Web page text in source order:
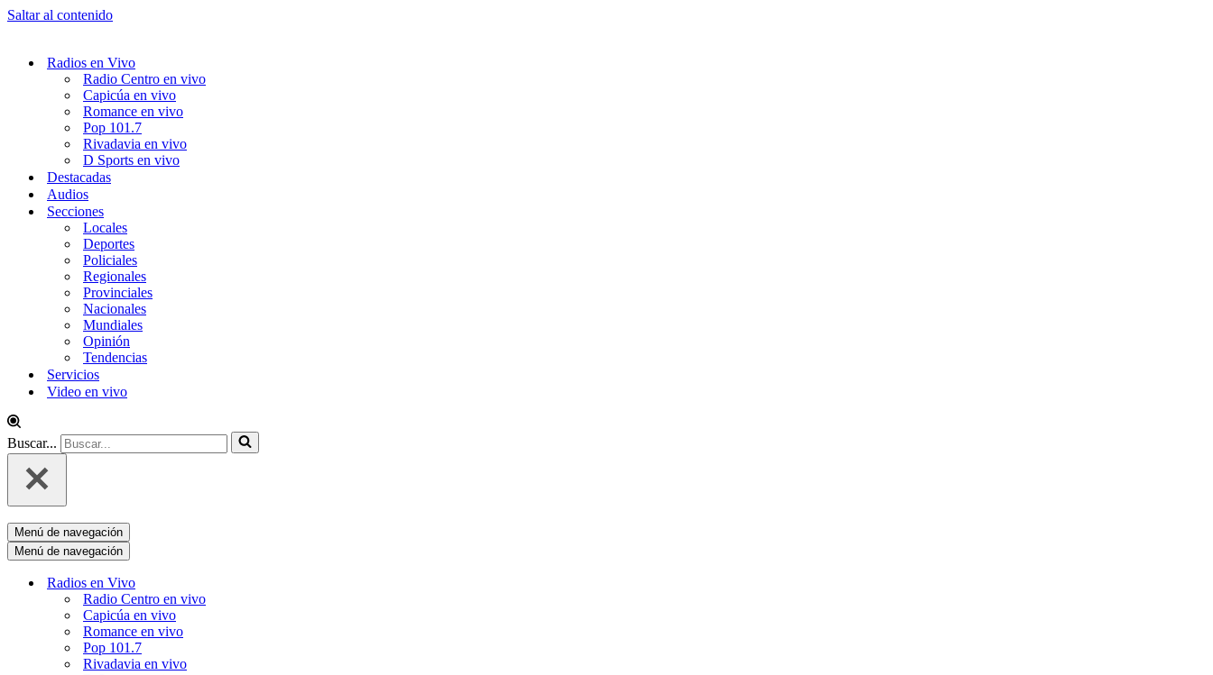
Saltar al contenido
Radios en Vivo
Radio Centro en vivo
Capicúa en vivo
Romance en vivo
Pop 101.7
Rivadavia en vivo
D Sports en vivo
Destacadas
Audios
Secciones
Locales
Deportes
Policiales
Regionales
Provinciales
Nacionales
Mundiales
Opinión
Tendencias
Servicios
Video en vivo
Buscar...
Menú de navegación
Menú de navegación
Radios en Vivo
Radio Centro en vivo
Capicúa en vivo
Romance en vivo
Pop 101.7
Rivadavia en vivo